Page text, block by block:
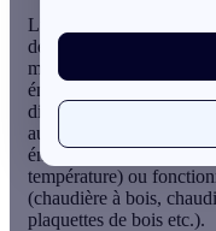
L’
de ANAH aide les
modestes et très
énergétique de leur
disposition un important
autres pour les
énergétique(chaudière à
température) ou
(chaudière à bois,
plaquettes de bois etc.).